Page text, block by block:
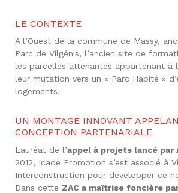
LE CONTEXTE
A l’Ouest de la commune de Massy,
Parc de Vilgénis, l’ancien site de
les parcelles attenantes appartenant à
leur mutation vers un « Parc Habité »
logements.
UN MONTAGE INNOVANT
CONCEPTION PARTENARIALE
Lauréat de l’appel à projets lancé par
2012, Icade Promotion s’est associé à
Interconstruction pour développer ce
Dans cette ZAC a maîtrise foncière